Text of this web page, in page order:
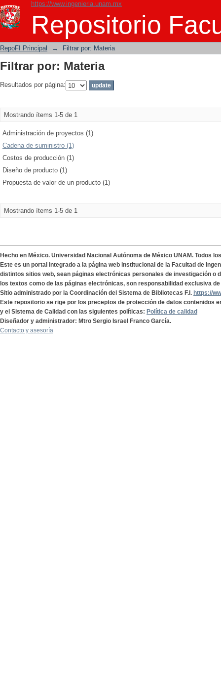
https://www.ingenieria.unam.mx
Repositorio
Filtrar por: Materia
RepoFI Principal → Filtrar por: Materia
Filtrar por: Materia
Resultados por página:
Mostrando ítems 1-5 de 1
Administración de proyectos (1)
Cadena de suministro (1)
Costos de producción (1)
Diseño de producto (1)
Propuesta de valor de un producto (1)
Mostrando ítems 1-5 de 1
Hecho en México. Universidad Nacional Autónoma de México UNAM. Todos
Este es un portal integrado a la página web institucional de la Facultad de
distintos sitios web, sean páginas electrónicas personales de investigación o
los textos como de las páginas electrónicas, son responsabilidad exclusiva
Sitio administrado por la Coordinación del Sistema de Bibliotecas F.I. https://
Este repositorio se rige por los preceptos de protección de datos contenidos
y el Sistema de Calidad con las siguientes políticas: Política de calidad
Diseñador y administrador: Mtro Sergio Israel Franco García.
Contacto y asesoría